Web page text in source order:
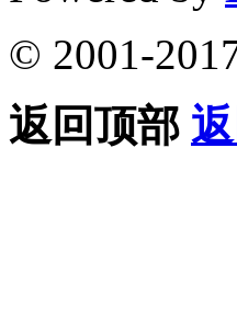
© 2001-
返回顶部